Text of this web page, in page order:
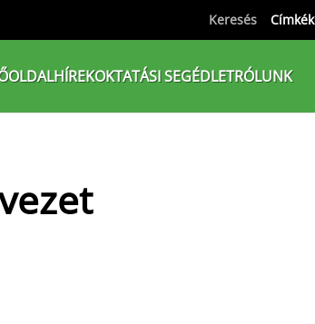
Keresés Címkék
HÍREKOKTATÁSI SEGÉDLETRÓLUNK